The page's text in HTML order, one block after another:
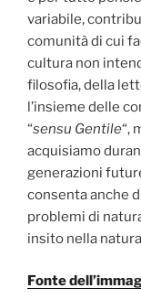
variabile,
comunità di cui
cultura non
filosofia, della
l’insieme delle
“sensu Gentile“,
acquisiamo
generazioni
consenta anche
problemi di
insito nella
Fonte